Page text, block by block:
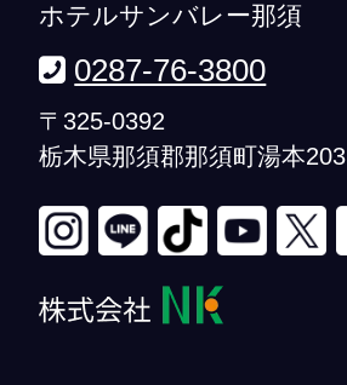
ホテルサンバレー那須
0287-76-3800
〒325-0392
栃木県那須郡那須町湯本203